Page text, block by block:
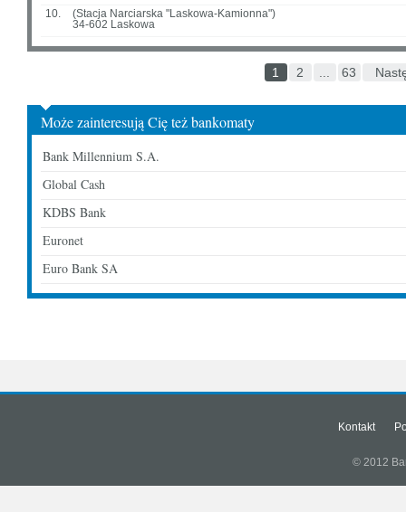
10.
(Stacja Narciarska "Laskowa-Kamionna")
34-602 Laskowa
1 2 63
Może zainteresują Cię też bankomaty
Bank Millennium S.A.
Global Cash
KDBS Bank
Euronet
Euro Bank SA
Kontakt
© 2012